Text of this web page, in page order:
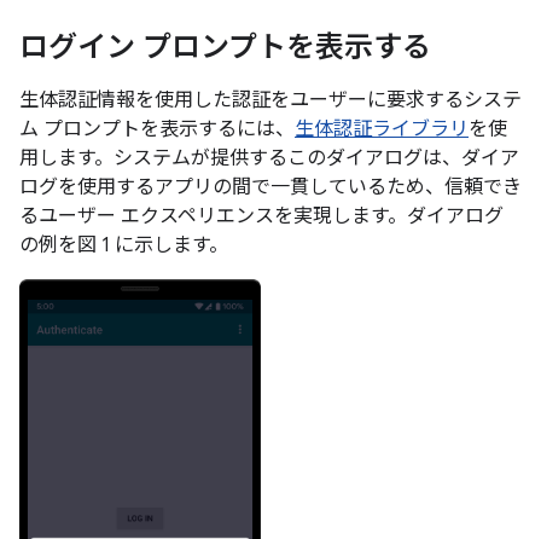
ログイン プロンプトを表示する
生体認証情報を使用した認証をユーザーに要求するシステ
ム プロンプトを表示するには、 生体認証ライブラリ を使
用します。システムが提供するこのダイアログは、ダイア
ログを使用するアプリの間で一貫しているため、信頼でき
るユーザー エクスペリエンスを実現します。ダイアログ
の例を図 1 に示します。